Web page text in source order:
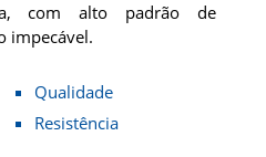
com alto padrão de
impecável.
Qualidade
Resistência